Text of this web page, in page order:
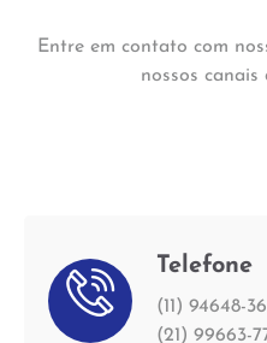
Entre em contato com
nossos
Telefone
(11) 94648-
(21) 99663-